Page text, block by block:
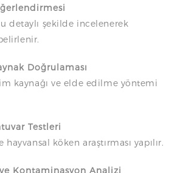
detaylı şekilde incelenerek
Doğrulaması
kaynağı ve elde edilme yöntemi
Testleri
köken araştırması yapılır.
Kontaminasyon Analizi